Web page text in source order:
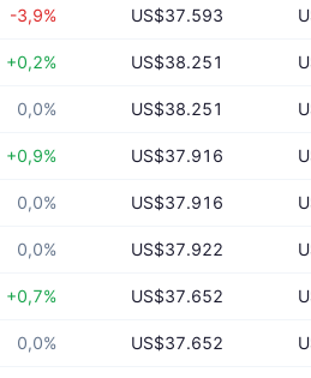
-3,9% US$37.593
+0,2% US$38.251
0,0% US$38.251
+0,9% US$37.916
0,0% US$37.916
0,0% US$37.922
+0,7% US$37.652
0,0% US$37.652